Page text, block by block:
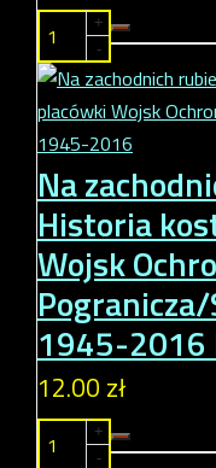
+
-
Na
Historia
Wojsk
1945-2016
12.00 zł
+
-